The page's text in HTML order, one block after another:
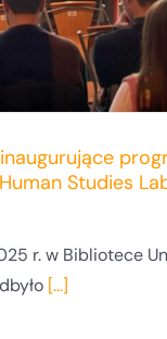
Studies
r. w Bibliotece
[...]